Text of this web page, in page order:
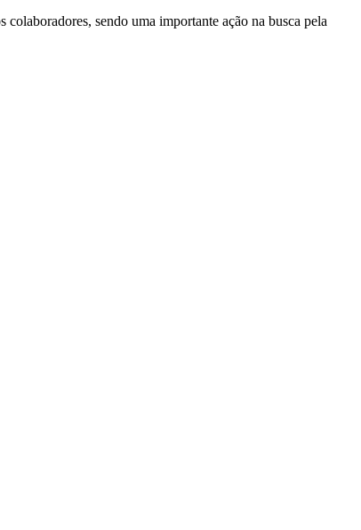
sendo uma importante ação na busca pela